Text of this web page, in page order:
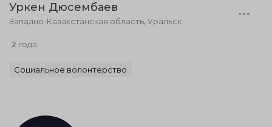
Уркен Дюсембаев
Западно-Казахстанская область, Уральск
2 года
Социальное волонтерство